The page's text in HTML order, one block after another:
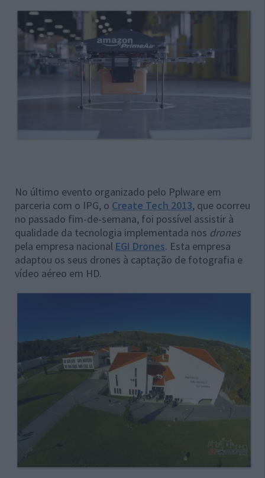
No último evento organizado pelo Pplware em
parceria com o IPG, o Create Tech 2013, que ocorreu
no passado fim-de-semana, foi possível assistir à
qualidade da tecnologia implementada nos drones
pela empresa nacional EGI Drones. Esta empresa
adaptou os seus drones à captação de fotografia e
vídeo aéreo em HD.